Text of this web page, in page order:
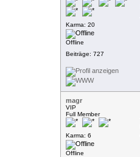
Karma: 20
Offline
Beiträge: 727
magr
VIP
Full Member
Karma: 6
Offline